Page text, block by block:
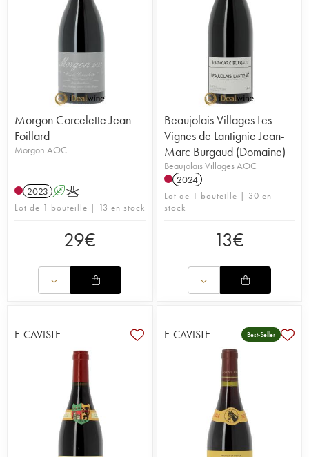
Morgon Corcelette Jean
Foillard
Morgon AOC
2023 AK
Lot de 1 bouteille | 13 en stock
29€
Beaujolais Villages Les
Vignes de Lantignie Jean-
Marc Burgaud (Domaine)
Beaujolais Villages AOC
2024
Lot de 1 bouteille | 30 en
stock
13€
E-CAVISTE E-CAVISTE Best-Seller